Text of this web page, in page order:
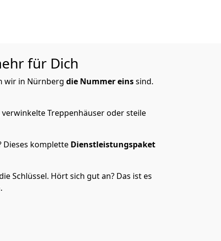
für Dich
wir in Nürnberg die Nummer einssind.
Treppenhäuser oder steile
Dieses komplette Dienstleistungspaket
Schlüssel. Hört sich gut an? Das ist es